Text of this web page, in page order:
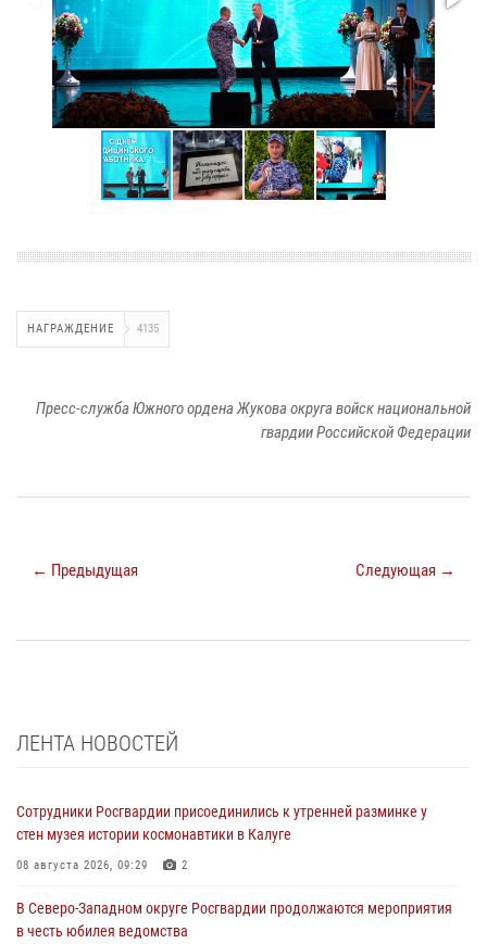
НАГРАЖДЕНИЕ 4135
Пресс-служба Южного ордена Жукова округа войск национальной
гвардии Российской Федерации
← Предыдущая Следующая →
ЛЕНТА НОВОСТЕЙ
Сотрудники Росгвардии присоединились к утренней разминке у
стен музея истории космонавтики в Калуге
08 августа 2026, 09:29 2
В Северо-Западном округе Росгвардии продолжаются мероприятия
в честь юбилея ведомства